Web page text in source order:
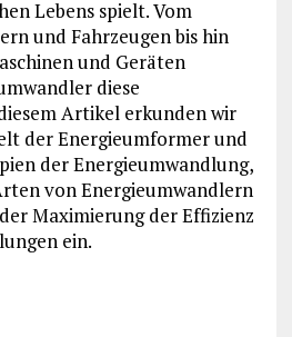
Lebens spielt. Vom
und Fahrzeugen bis hin
und Geräten
diese
Artikel erkunden wir
der Energieumformer und
der Energieumwandlung,
von Energieumwandlern
Maximierung der Effizienz
ein.